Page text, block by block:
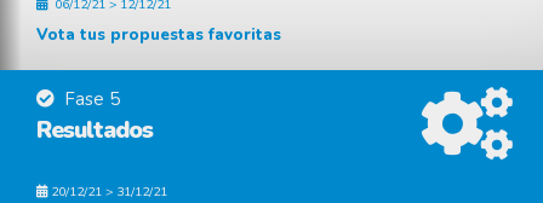
06/12/21 > 12/12/21
Vota tus propuestas favoritas
Fase 5
Resultados
20/12/21 > 31/12/21